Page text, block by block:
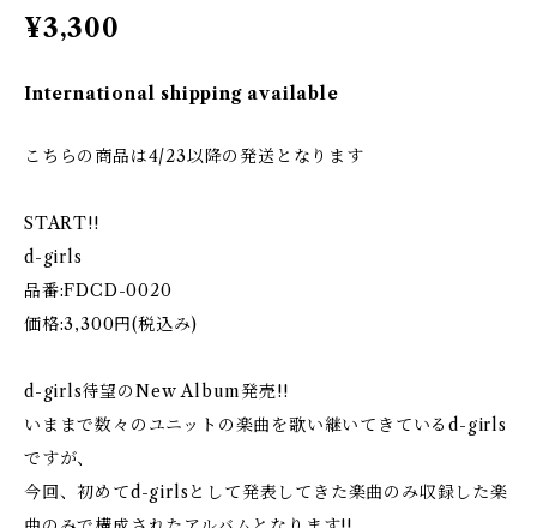
¥3,300
International shipping available
こちらの商品は4/23以降の発送となります
START!!
d-girls
品番:FDCD-0020
価格:3,300円(税込み)
d-girls待望のNew Album発売!!
いままで数々のユニットの楽曲を歌い継いてきているd-girls
ですが、
今回、初めてd-girlsとして発表してきた楽曲のみ収録した楽